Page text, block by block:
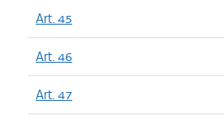
Art. 45
Art. 46
Art. 47